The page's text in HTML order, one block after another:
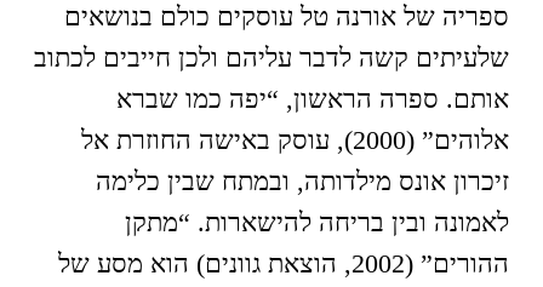
ספריה של אורנה טל עוסקים כולם בנושאים
שלעיתים קשה לדבר עליהם ולכן חייבים לכתוב
אותם. ספרה הראשון, “יפה כמו שברא
אלוהים” (2000), עוסק באישה החוזרת אל
זיכרון אונס מילדותה, ובמתח שבין כלימה
לאמונה ובין בריחה להישארות. “מתקן
ההורים” (2002, הוצאת גוונים) הוא מסע של